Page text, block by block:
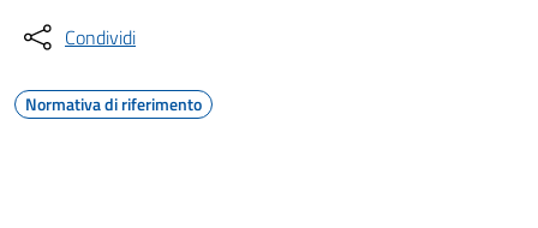
Condividi
Normativa di riferimento